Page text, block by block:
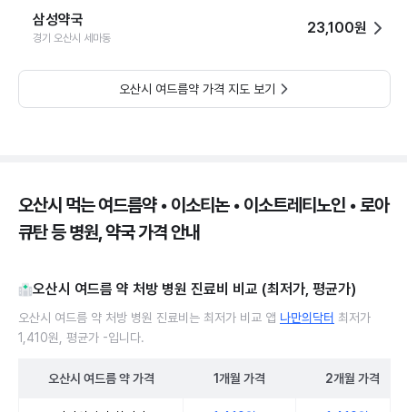
삼성약국
경기 오산시 세마동
23,100원
오산시 여드름약 가격 지도 보기
오산시 먹는 여드름약 • 이소티논 • 이소트레티노인 • 로아
큐탄 등 병원, 약국 가격 안내
오산시 여드름 약 처방 병원 진료비 비교 (최저가, 평균가)
오산시 여드름 약 처방 병원 진료비는 최저가 비교 앱 나만의닥터 최저가
1,410원, 평균가 -입니다.
오산시 여드름 약가격 1개월 가격 2개월 가격